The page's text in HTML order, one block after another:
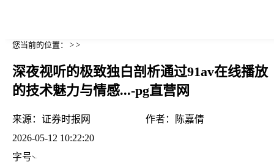
您当前的位置： > >
深夜视听的极致独白剖析通过91av在线播放
的技术魅力与情感...-pg直营网
来源： 证券时报网 作者：
陈嘉倩
2026-05-12 10:22:20
字号